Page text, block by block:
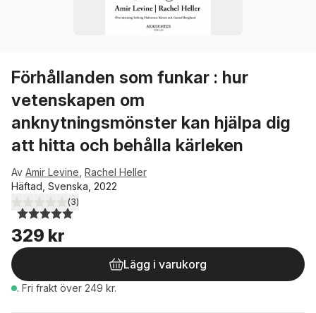
Förhållanden som funkar : hur
vetenskapen om
anknytningsmönster kan hjälpa dig
att hitta och behålla kärleken
Av Amir Levine Rachel Heller
Häftad, Svenska, 2022
5,0utav 5 stjärnor. Totalt antal röster:
(3)
329 kr
Lägg i varukorg
. Fri frakt över 249 kr.